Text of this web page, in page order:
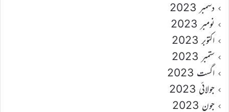
دسمبر 2023
نومبر 2023
اکتوبر 2023
ستمبر 2023
اگست 2023
جولائی 2023
جون 2023